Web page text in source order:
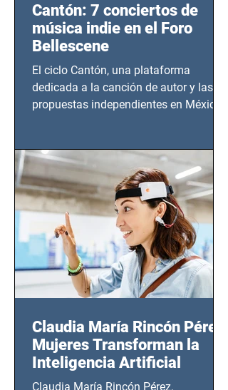
Cantón: 7 conciertos de
música indie en el Foro
Bellescene
El ciclo Cantón, una plataforma
dedicada a la canción de autor y las
propuestas independientes en México,
CDMX), todos los miércoles a partir del
14 de agosto al 25 de septiembre, a las
20:00 horas.
Claudia María Rincón Pérez:
Mujeres Transforman la
Inteligencia Artificial
Claudia María Rincón Pérez,